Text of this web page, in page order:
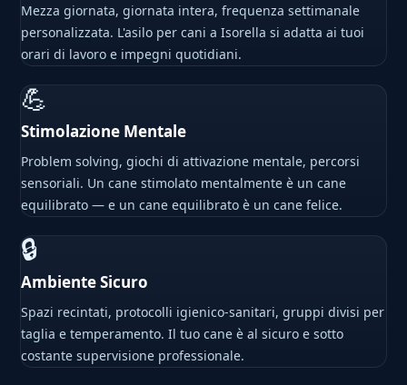
Mezza giornata, giornata intera, frequenza settimanale
personalizzata. L'asilo per cani a Isorella si adatta ai tuoi
orari di lavoro e impegni quotidiani.
💪
Stimolazione Mentale
Problem solving, giochi di attivazione mentale, percorsi
sensoriali. Un cane stimolato mentalmente è un cane
equilibrato — e un cane equilibrato è un cane felice.
🔒
Ambiente Sicuro
Spazi recintati, protocolli igienico-sanitari, gruppi divisi per
taglia e temperamento. Il tuo cane è al sicuro e sotto
costante supervisione professionale.